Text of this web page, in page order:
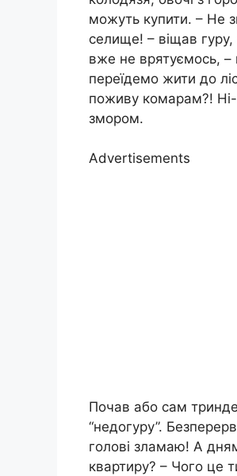
можуть купити. – Не
селище! – віщав
вже не врятуємось,
переїдемо жити до
поживу комарам?! Ні-
змором.
Advertisements
Почав або сам
“недогуру”.
голові зламаю! А
квартиру? – Чого це